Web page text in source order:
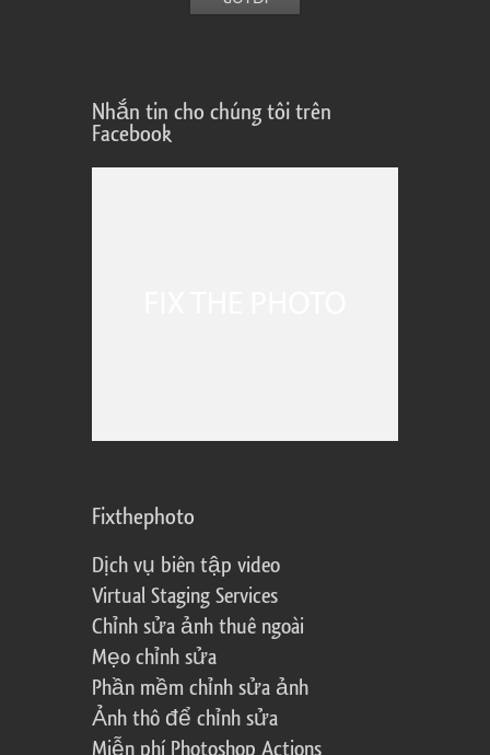
Nhắn tin cho chúng tôi trên
Facebook
Fixthephoto
Dịch vụ biên tập video
Virtual Staging Services
Chỉnh sửa ảnh thuê ngoài
Mẹo chỉnh sửa
Phần mềm chỉnh sửa ảnh
Ảnh thô để chỉnh sửa
Miễn phí Photoshop Actions